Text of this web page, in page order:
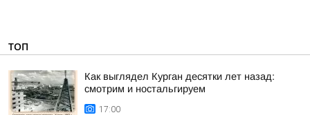
ТОП
Как выглядел Курган десятки лет назад:
смотрим и ностальгируем
17:00